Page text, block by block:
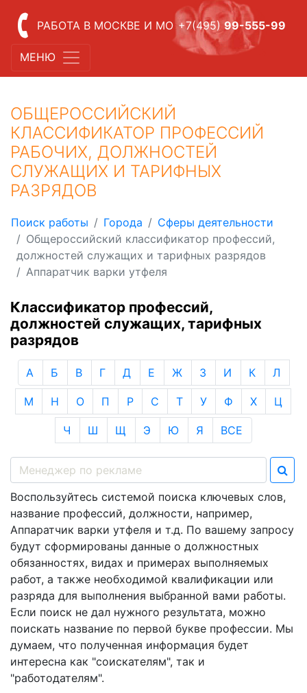
РАБОТА В МОСКВЕ И МО +7(495) 99-555-99
МЕНЮ
ОБЩЕРОССИЙСКИЙ
КЛАССИФИКАТОР ПРОФЕССИЙ
РАБОЧИХ, ДОЛЖНОСТЕЙ
СЛУЖАЩИХ И ТАРИФНЫХ
РАЗРЯДОВ
Поиск работы Города
Сферы деятельности
Общероссийский классификатор профессий,
должностей служащих и тарифных разрядов
Аппаратчик варки утфеля
Классификатор профессий,
должностей служащих, тарифных
разрядов
А Б В Г Д Е Ж З И К Л
М Н О П Р С Т У Ф Х Ц
Ч Ш Щ Э Ю Я ВСЕ
Воспользуйтесь системой поиска ключевых слов,
название профессий, должности, например,
Аппаратчик варки утфеля и т.д. По вашему запросу
будут сформированы данные о должностных
обязанностях, видах и примерах выполняемых
работ, а также необходимой квалификации или
разряда для выполнения выбранной вами работы.
Если поиск не дал нужного результата, можно
поискать название по первой букве профессии. Мы
думаем, что полученная информация будет
интересна как "соискателям", так и
"работодателям".